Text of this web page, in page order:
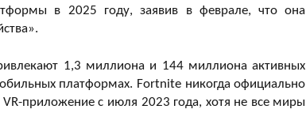
в 2025 году, заявив в феврале, что она
1,3 миллиона и 144 миллиона активных
платформах. Fortnite никогда официально
приложение с июля 2023 года, хотя не все миры